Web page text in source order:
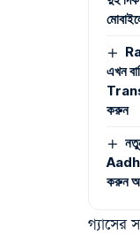
এখন
করুন
করুন
গ্যাসের